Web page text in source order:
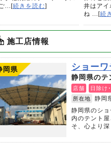
...[続きを読む]
井はアイ
ね ...[続
施工店情報
岡県 ショーワ
静岡県のテ
店舗 日除け
所在地
静岡
静岡県のシ
内のテント
そ、心より